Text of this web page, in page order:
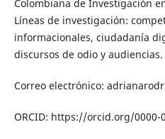
Colombiana de Investigación
Líneas de investigación:
informacionales, ciudadanía
discursos de odio y audiencias.
Correo electrónico:
ORCID: https://orcid.org/0000-